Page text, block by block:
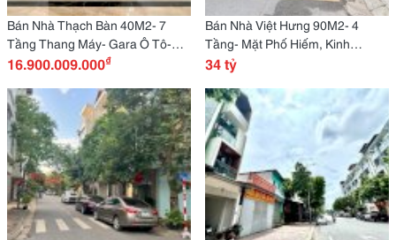
Bán Nhà Thạch Bàn 40M2- 7
Tầng Thang Máy- Gara Ô Tô-
16.9 Tỷ
16.900.009.000₫
Bán Nhà Việt Hưng 90M2- 4
Tầng- Mặt Phố Hiếm, Kinh
Doanh Đỉnh Cao- 34.X Tỷ
34 tỷ